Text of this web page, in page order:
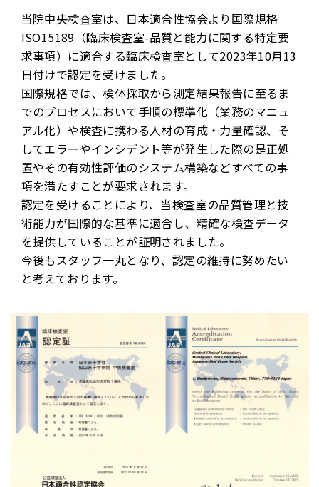
当院中央検査室は、日本適合性協会より国際規格
ISO15189（臨床検査室-品質と能力に関する特定要
求事項）に適合する臨床検査室として2023年10月13
日付けで認定を受けました。
国際規格では、検体採取から測定結果報告に至るま
でのプロセスにおいて手順の標準化（業務のマニュ
アル化）や検査に携わる人材の育成・力量確認、そ
してエラーやインシデント等が発生した際の是正処
置やその有効性評価のシステム構築などすべての事
項を満たすことが要求されます。
認定を受けることにより、当検査室の品質管理と技
術能力が国際的な基準に適合し、精確な検査データ
を提供していることが証明されました。
今後もスタッフ一丸となり、認定の維持に努めたい
と考えております。